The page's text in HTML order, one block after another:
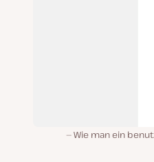
Wie man ein